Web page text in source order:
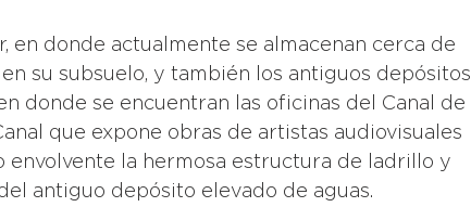
en donde actualmente se almacenan cerca de
su subsuelo, y también los antiguos depósitos
donde se encuentran las oficinas del Canal de
que expone obras de artistas audiovisuales
envolvente la hermosa estructura de ladrillo y
antiguo depósito elevado de aguas.